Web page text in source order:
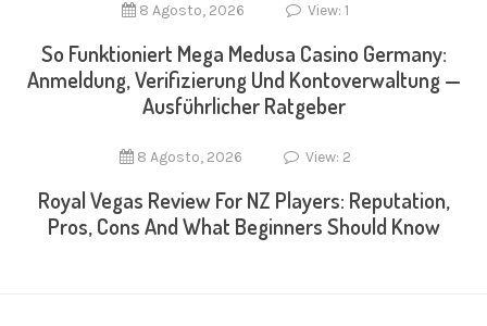
8 Agosto, 2026 View: 1
So Funktioniert Mega Medusa Casino Germany:
Anmeldung, Verifizierung Und Kontoverwaltung —
Ausführlicher Ratgeber
8 Agosto, 2026 View: 2
Royal Vegas Review For NZ Players: Reputation,
Pros, Cons And What Beginners Should Know